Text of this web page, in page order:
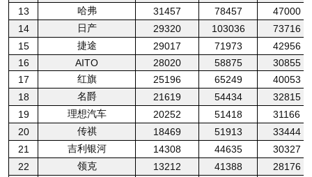
13
哈弗 31457 78457
47000
14
日产 29320 103036
73716
15
捷途 29017 71973
42956
16
AITO 28020 58875
30855
17
红旗 25196 65249
40053
18
名爵 21619 54434
32815
19
理想汽车 20252 51418
31166
20
传祺 18469 51913
33444
21
吉利银河 14308 44635
30327
22
领克 13212 41388
28176